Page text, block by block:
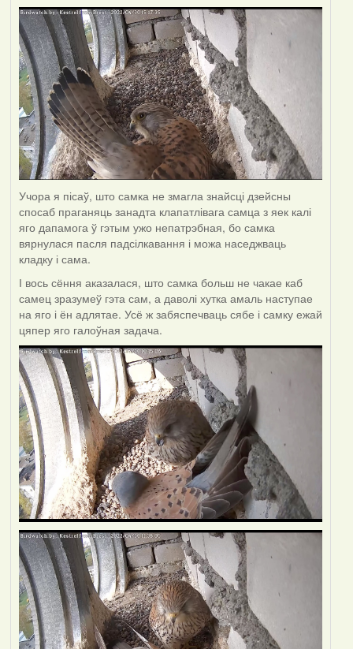
Учора я пісаў, што самка не змагла знайсці дзейсны
спосаб праганяць занадта клапатлівага самца з яек калі
яго дапамога ў гэтым ужо непатрэбная, бо самка
вярнулася пасля падсілкавання і можа наседжваць
кладку і сама.
І вось сёння аказалася, што самка больш не чакае каб
самец зразумеў гэта сам, а даволі хутка амаль наступае
на яго і ён адлятае. Усё ж забяспечваць сябе і самку ежай
цяпер яго галоўная задача.